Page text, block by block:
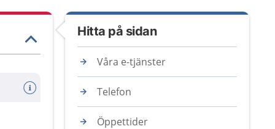
Hitta på sidan
Våra e-tjänster
Telefon
Öppettider